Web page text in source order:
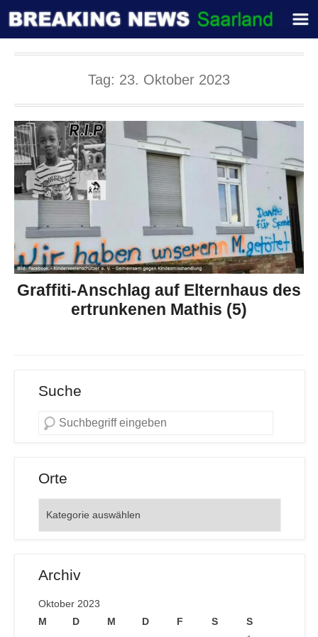
Tag: 23. Oktober 2023
Graffiti-Anschlag auf Elternhaus des
ertrunkenen Mathis (5)
Suche
Orte
Archiv
Oktober 2023
M
D M D F S
S